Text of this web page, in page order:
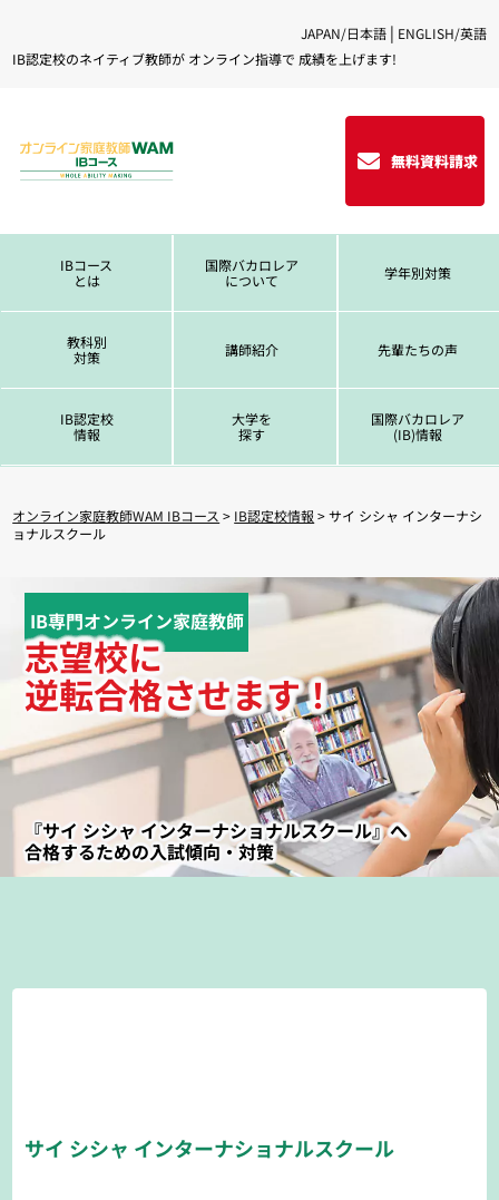
IB認定校のネイティブ教師が オンライン指導で 成績を上げます!
JAPAN/日本語| ENGLISH/英語
無料資料請求
IBコース
とは
国際バカロレア
について
学年別対策
教科別
対策
講師紹介 先輩たちの声
IB認定校
情報
大学を
探す
国際バカロレア
(IB)情報
オンライン家庭教師WAM IBコース > IB認定校情報 > サイ シシャ インターナシ
ョナルスクール
『サイ シシャ インターナショナルスクール』へ
合格するための入試傾向・対策
IB専門オンライン家庭教師
志望校に
逆転合格させます！
サイ シシャ インターナショナルスクール